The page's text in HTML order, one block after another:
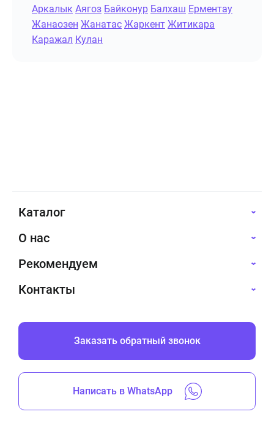
Аркалык Аягоз Байконур Балхаш Ерментау
Жанаозен Жанатас Жаркент Житикара
Каражал Кулан
Каталог
О нас
Рекомендуем
Контакты
Заказать обратный звонок
Написать в WhatsApp